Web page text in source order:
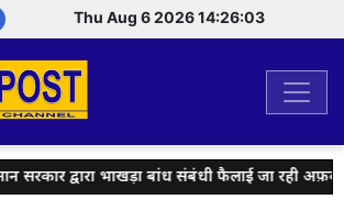
Thu Aug 6 2026 14:26:03
सरकार द्वारा भाखड़ा बांध संबंधी फैलाई जा रही